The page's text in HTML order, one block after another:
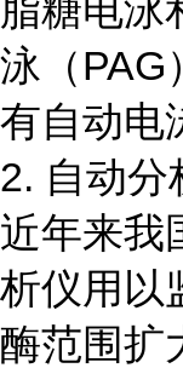
脂糖电泳
泳（PAG
有自动电
2. 自动分
近年来我
析仪用以
酶范围扩